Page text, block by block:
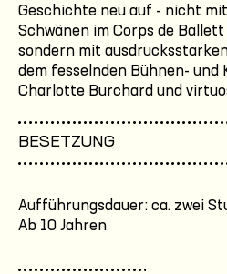
Geschichte neu auf - nicht
Schwänen im Corps de
sondern mit
dem fesselnden Bühnen- und
Charlotte Burchard und
BESETZUNG
Aufführungsdauer: ca. zwei
Ab 10 Jahren